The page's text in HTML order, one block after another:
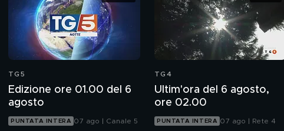
TG5
Edizione ore 01.00 del 6
agosto
PUNTATA INTERA 07 ago | Canale 5
TG4
Ultim'ora del 6 agosto,
ore 02.00
PUNTATA INTERA 07 ago | Rete 4